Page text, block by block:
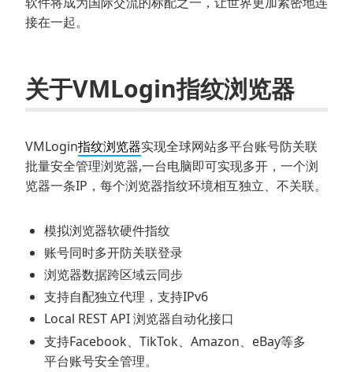
接在一起。
关于VMLogin指纹浏览器
VMLogin指纹浏览器实现全球网站多平台账号防关联
批量安全管理浏览器,一台电脑即可实现多开，一个浏
览器一条IP，每个浏览器指纹环境相互独立、不关联。
模拟浏览器软硬件指纹
账号同时多开防关联登录
浏览器数据跨区域云同步
支持自配独立代理，支持IPv6
Local REST API 浏览器自动化接口
支持Facebook、TikTok、Amazon、eBay等多
平台账号安全管理。